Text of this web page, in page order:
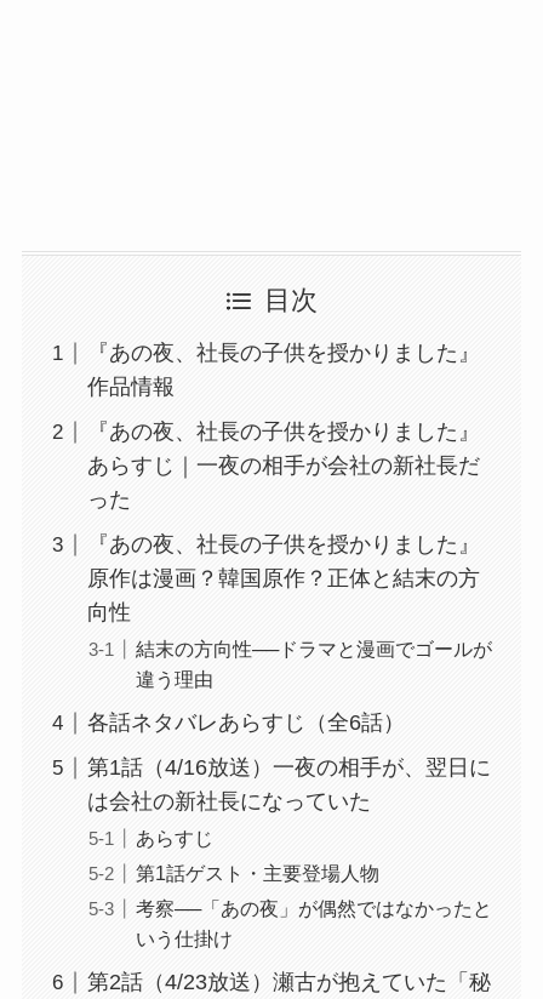
目次
『あの夜、社長の子供を授かりました』
作品情報
『あの夜、社長の子供を授かりました』
あらすじ｜一夜の相手が会社の新社長だ
った
『あの夜、社長の子供を授かりました』
原作は漫画？韓国原作？正体と結末の方
向性
結末の方向性──ドラマと漫画でゴールが
違う理由
各話ネタバレあらすじ（全6話）
第1話（4/16放送）一夜の相手が、翌日に
は会社の新社長になっていた
あらすじ
第1話ゲスト・主要登場人物
考察──「あの夜」が偶然ではなかったと
いう仕掛け
第2話（4/23放送）瀬古が抱えていた「秘